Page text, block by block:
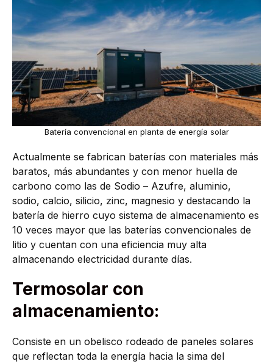
Batería convencional en planta de energía solar
Actualmente se fabrican baterías con materiales más
baratos, más abundantes y con menor huella de
carbono como las de Sodio – Azufre, aluminio,
sodio, calcio, silicio, zinc, magnesio y destacando la
batería de hierro cuyo sistema de almacenamiento es
10 veces mayor que las baterías convencionales de
litio y cuentan con una eficiencia muy alta
almacenando electricidad durante días.
Termosolar con
almacenamiento:
Consiste en un obelisco rodeado de paneles solares
que reflectan toda la energía hacia la sima del